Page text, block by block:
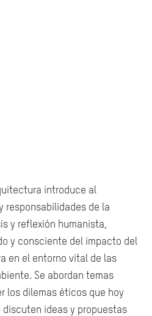
introduce al
responsabilidades de la
y reflexión humanista,
y consciente del impacto del
en el entorno vital de las
Se abordan temas
los dilemas éticos que hoy
ideas y propuestas